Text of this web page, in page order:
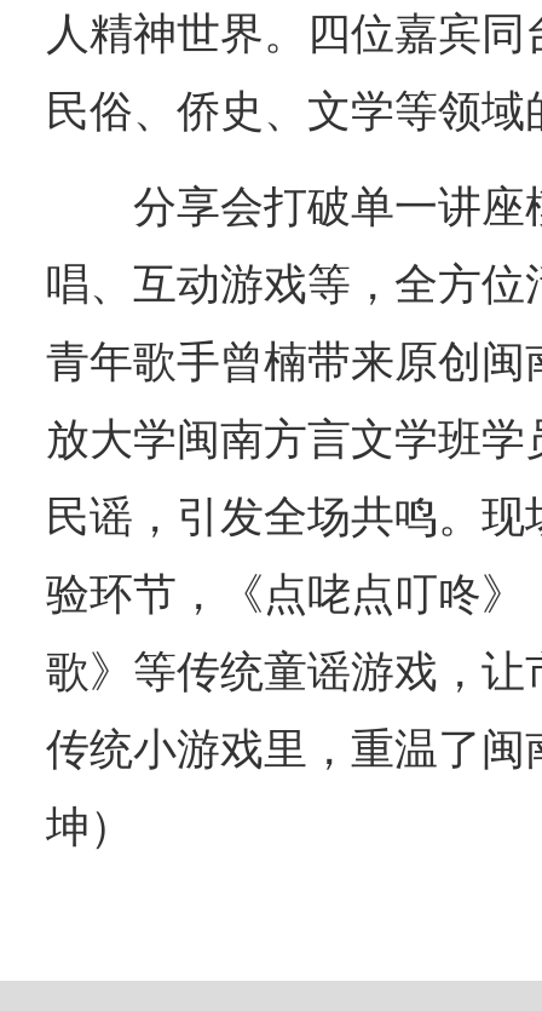
人精神世界。四位嘉宾
民俗、侨史、文学等领
分享会打破单一讲
唱、互动游戏等，全方
青年歌手曾楠带来原创
放大学闽南方言文学班
民谣，引发全场共鸣。
验环节，《点咾点叮咚
歌》等传统童谣游戏，
传统小游戏里，重温了
坤）